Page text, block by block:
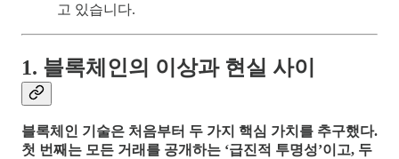
고 있습니다.
1. 블록체인의 이상과 현실 사이
블록체인 기술은 처음부터 두 가지 핵심 가치를 추구했다.
첫 번째는 모든 거래를 공개하는 ‘급진적 투명성’이고, 두